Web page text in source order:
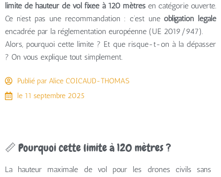
limite de hauteur de vol fixée à 120 mètresen catégorie ouverte.
Ce n’est pas une recommandation : c’est uneobligation légale
encadrée par la réglementation européenne (UE 2019/947).
Alors, pourquoi cette limite ? Et que risque-t-on à la dépasser
? On vous explique tout simplement.
Publié par Alice COICAUD-THOMAS
le 11 septembre 2025
📏 Pourquoi cette limite à 120 mètres ?
La hauteur maximale de vol pour les drones civils sans